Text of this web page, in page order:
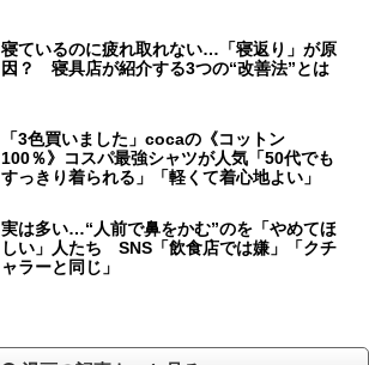
寝ているのに疲れ取れない…「寝返り」が原
因？ 寝具店が紹介する3つの“改善法”とは
「3色買いました」cocaの《コットン
100％》コスパ最強シャツが人気「50代でも
すっきり着られる」「軽くて着心地よい」
実は多い…“人前で鼻をかむ”のを「やめてほ
しい」人たち SNS「飲食店では嫌」「クチ
ャラーと同じ」